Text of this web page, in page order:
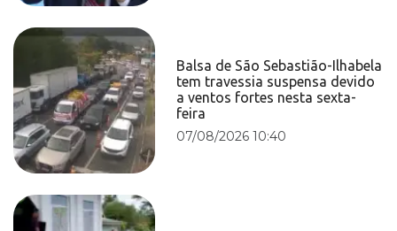
Balsa de São Sebastião-Ilhabela
tem travessia suspensa devido
a ventos fortes nesta sexta-
feira
07/08/2026 10:40